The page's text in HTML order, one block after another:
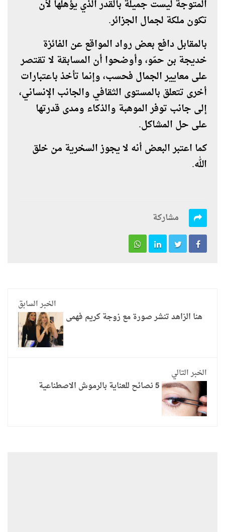
المتوجة ليست جميلة بالقدر الذي يؤهلها لأن
تكون ملكة لجمال الجزائر.
بالمقابل دافع بعض رواد المواقع عن الفائزة
خديجة بن حمّو، وأوضحوا أن المسابقة لا تقتصر
على معايير الجمال فحسب، وإنما تأخذ باعتبارات
أخرى تتعلق بالمستوى الثقافي والجانب الإنساني،
إلى جانب توفر الموهبة والذكاء ومدى قدرتها
على حل المشاكل.
كما اعتبر البعض أنه لا يجوز السخرية من خلق
الله.
مشاركة
الخبر السابق
هنا الزاهد تنشر صورة مع زوجة كريم فهمى
الخبر التالي
5 نصائح للعناية بالرموش الاصطناعية